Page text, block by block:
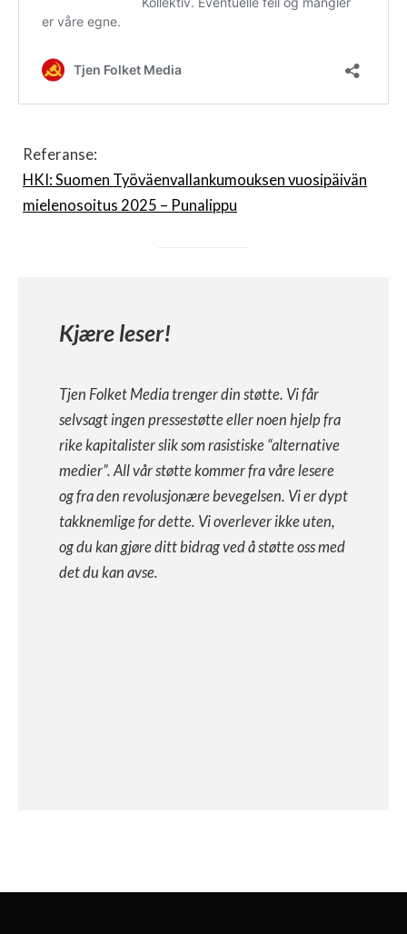
Referanse:
HKI: Suomen Työväenvallankumouksen vuosipäivän
mielenosoitus 2025 – Punalippu
Kjære leser!
Tjen Folket Media trenger din støtte. Vi får
selvsagt ingen pressestøtte eller noen hjelp fra
rike kapitalister slik som rasistiske “alternative
medier”. All vår støtte kommer fra våre lesere
og fra den revolusjonære bevegelsen. Vi er dypt
takknemlige for dette. Vi overlever ikke uten,
og du kan gjøre ditt bidrag ved å støtte oss med
det du kan avse.